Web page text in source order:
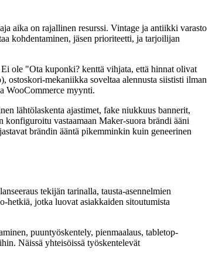
aika on rajallinen resurssi. Vintage ja antiikki varasto
kohdentaminen, jäsen prioriteetti, ja tarjoilijan
ole "Ota kuponki? kenttä vihjata, että hinnat olivat
ostoskori-mekaniikka soveltaa alennusta siististi ilman
WooCommerce myynti.
lähtölaskenta ajastimet, fake niukkuus bannerit,
vastaamaan Maker-suora brändi ääni
brändin ääntä pikemminkin kuin geneerinen
tekijän tarinalla, tausta-asennelmien
hetkiä, jotka luovat asiakkaiden sitoutumista
puuntyöskentely, pienmaalaus, tabletop-
Näissä yhteisöissä työskentelevät